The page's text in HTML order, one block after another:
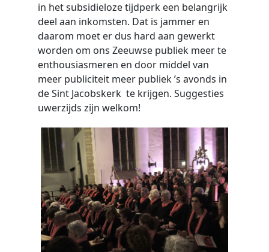
in het subsidieloze tijdperk een belangrijk
deel aan inkomsten. Dat is jammer en
daarom moet er dus hard aan gewerkt
worden om ons Zeeuwse publiek meer te
enthousiasmeren en door middel van
meer publiciteit meer publiek ’s avonds in
de Sint Jacobskerk te krijgen. Suggesties
uwerzijds zijn welkom!